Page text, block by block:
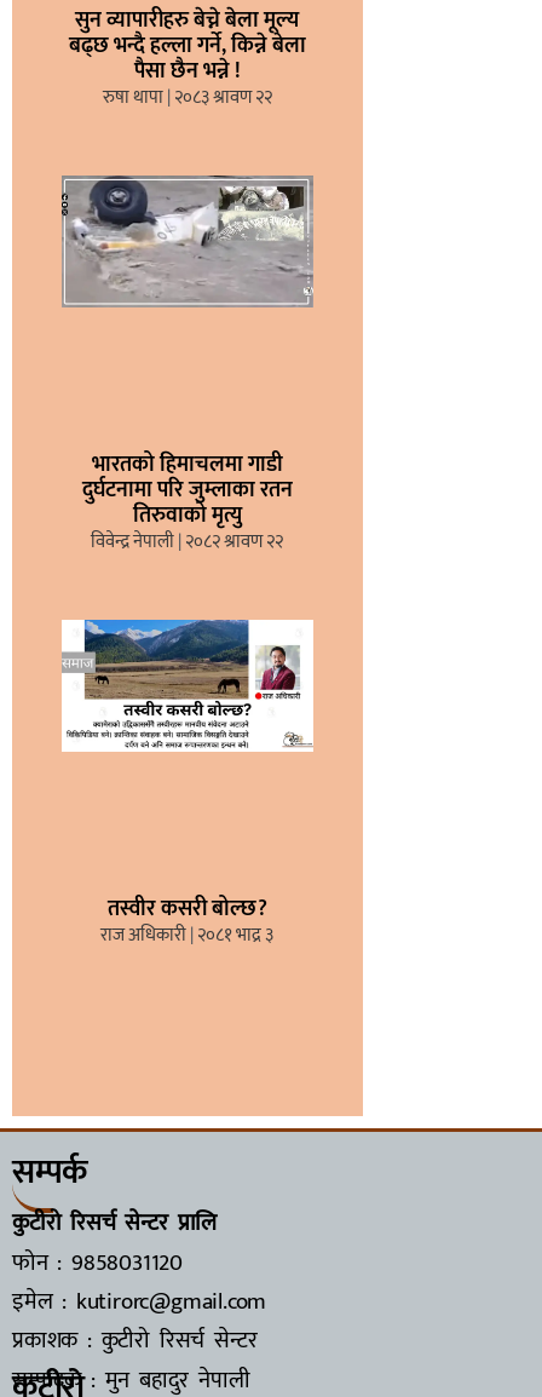
सुन व्यापारीहरु बेच्ने बेला मूल्य
बढ्छ भन्दै हल्ला गर्ने, किन्ने बेला
पैसा छैन भन्ने !
रुषा थापा २०८३ श्रावण २२
भारतको हिमाचलमा गाडी
दुर्घटनामा परि जुम्लाका रतन
तिरुवाको मृत्यु
विवेन्द्र नेपाली २०८२ श्रावण २२
तस्वीर कसरी बोल्छ?
राज अधिकारी २०८१ भाद्र ३
सम्पर्क
कुटीरो रिसर्च सेन्टर प्रालि
फोन : 9858031120
इमेल : kutirorc@gmail.com
प्रकाशक : कुटीरो रिसर्च सेन्टर
सम्पादक : मुन बहादुर नेपाली